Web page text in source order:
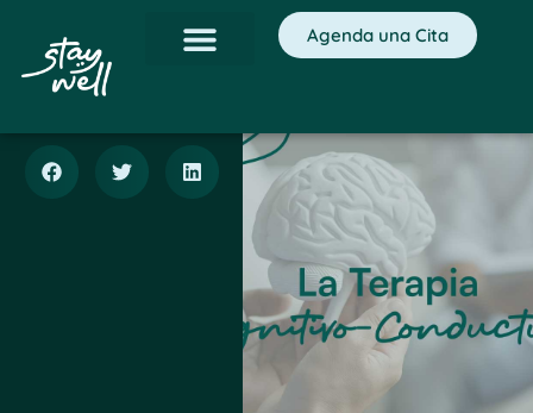
Agenda una Cita